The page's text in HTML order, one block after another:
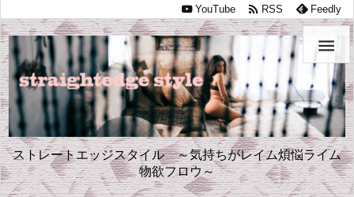
ストレートエッジスタイル ～気持ちがレイム煩悩ライム
物欲フロウ～

YouTube  RSS Feedly